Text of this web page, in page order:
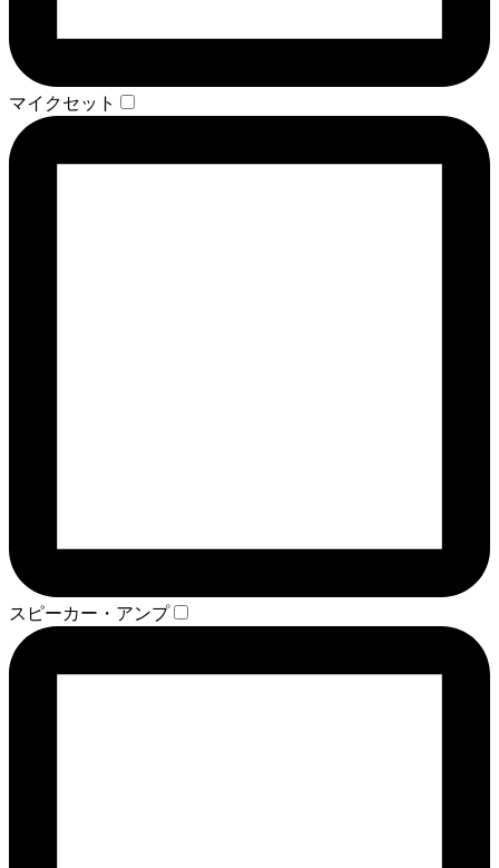
マイクセット
スピーカー・アンプ